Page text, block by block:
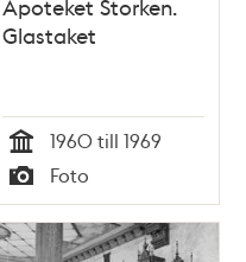
Apoteket Storken.
Glastaket
Tid
1960 till 1969
Typ
Foto